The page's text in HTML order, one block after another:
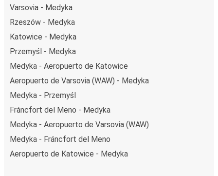
Varsovia - Medyka
Rzeszów - Medyka
Katowice - Medyka
Przemyśl - Medyka
Medyka - Aeropuerto de Katowice
Aeropuerto de Varsovia (WAW) - Medyka
Medyka - Przemyśl
Fráncfort del Meno - Medyka
Medyka - Aeropuerto de Varsovia (WAW)
Medyka - Fráncfort del Meno
Aeropuerto de Katowice - Medyka